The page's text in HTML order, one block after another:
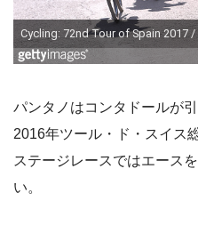
パンタノはコンタドールが
2016年ツール・ド・スイス
ステージレースではエース
い。